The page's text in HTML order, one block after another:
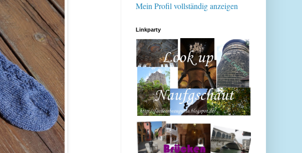
Mein Profil vollständig anzeigen
Linkparty